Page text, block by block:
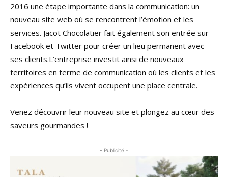
2016 une étape importante dans la communication: un
nouveau site web où se rencontrent l’émotion et les
services. Jacot Chocolatier fait également son entrée sur
Facebook et Twitter pour créer un lieu permanent avec
ses clients.L’entreprise investit ainsi de nouveaux
territoires en terme de communication où les clients et les
expériences qu’ils vivent occupent une place centrale.
Venez découvrir leur nouveau site et plongez au cœur des
saveurs gourmandes !
- Publicité -